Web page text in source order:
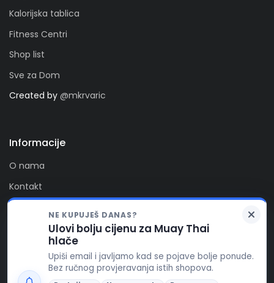
NE KUPUJEŠ DANAS?
Ulovi bolju cijenu za Muay Thai
hlače
Upiši email i javljamo kad se pojave bolje ponude.
Bez ručnog provjeravanja istih shopova.
Kalorijska tablica
Fitness Centri
Shop list
Sve za Dom
Created by @mkrvaric
Informacije
O nama
Kontakt
Zaprati nas
Kolačići
FitAlert poštuje vašu privatnost. Ova stranica koristi
kolačiće za funkcionalnost stranice, te za pružanje
boljeg korisničkog iskustva, prikaza reklamnog